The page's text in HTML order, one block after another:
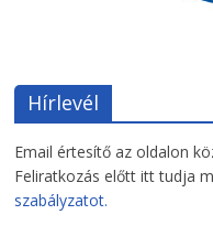
Hírlevél
Email értesítő az oldalon
Feliratkozás előtt itt tudja
szabályzatot.